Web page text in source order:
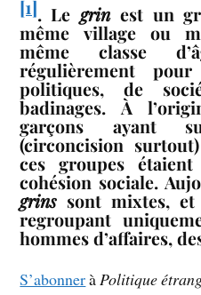
[1]. Legrinest un
même village ou
même classe
régulièrement
politiques, de
badinages. À
garçons ayant
(circoncision
ces groupes
cohésion sociale.
grinssont mixtes, et
regroupant
hommes d’affaires,
S’abonnerà Politique